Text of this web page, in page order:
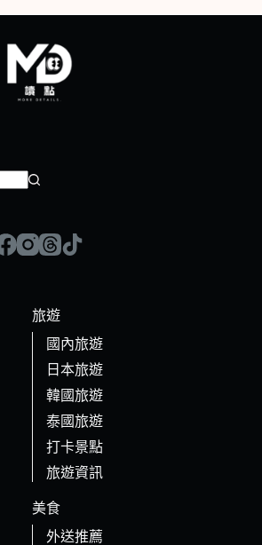
旅遊
國內旅遊
日本旅遊
韓國旅遊
泰國旅遊
打卡景點
旅遊資訊
美食
外送推薦